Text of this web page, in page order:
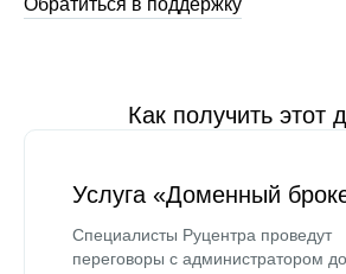
Обратиться в поддержку
Как получить этот
Услуга «Доменный
Специалисты Руцентра проведут
переговоры с администратором